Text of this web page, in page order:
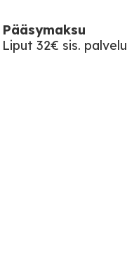
Pääsymaksu
Liput 32€ sis.